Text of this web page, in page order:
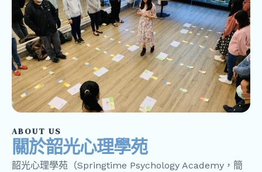
ABOUT US
關於韶光心理學苑
韶光心理學苑（Springtime Psychology Academy，簡